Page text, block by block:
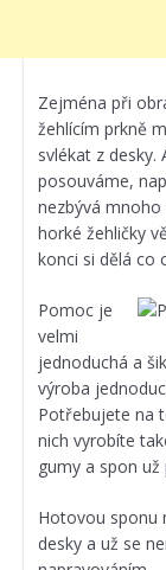
Zejména při
žehlícím prkně
svlékat z
posouváme,
nezbývá
horké žehličky
konci si dělá co
Pomoc je
velmi
jednoduchá a
výroba
Potřebujete na
nich vyrobíte
gumy a spon
Hotovou sponu
desky a už se